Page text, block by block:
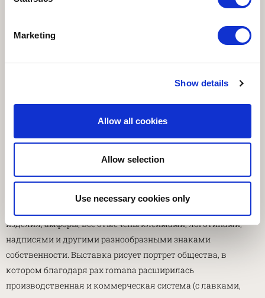
Marketing
Show details
Allow all cookies
Allow selection
Use necessary cookies only
Каталог выставки (Аквилея, 12 февраля – 30 июня 2017)
Gangemi Editore
Экспозиция включает 125 предметов из Аквилеи и 150
артефактов из недавно успешно завершённой выставки на
Траянском рынке в Риме. Среди экспонатов - блюда,
светильники, изделия из драгоценных камней, украшения,
изделия, амфоры; все отмечены клеймами, логотипами,
надписями и другими разнообразными знаками
собственности. Выставка рисует портрет общества, в
котором благодаря pax romana расширилась
производственная и коммерческая система (с лавками,